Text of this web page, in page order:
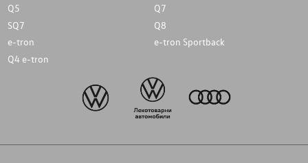
Q5
Q7
SQ7
Q8
e-tron
e-tron Sportback
Q4 e-tron